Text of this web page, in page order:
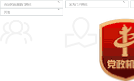
自治区政府部门网站 地方门户网站
其他